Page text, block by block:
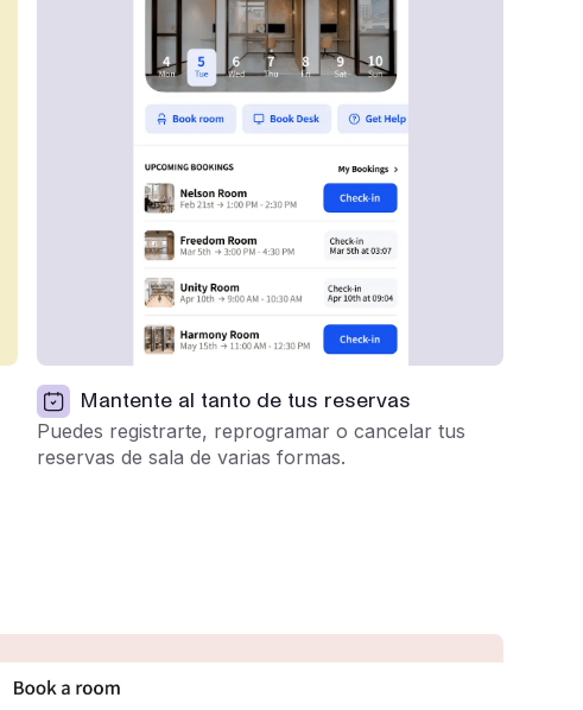
Mantente al tanto de tus reservas
Puedes registrarte, reprogramar o cancelar tus
reservas de sala de varias formas.